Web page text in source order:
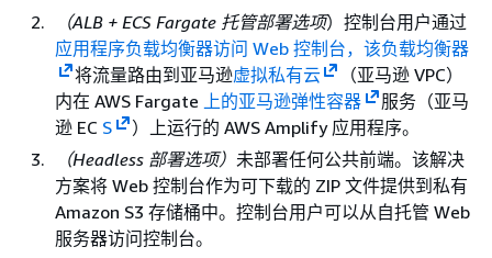
（ALB + ECS Fargate 托管部署选项）控制台用户通过
应用程序负载均衡器访问 Web 控制台，该负载均衡器
将流量路由到亚马逊虚拟私有云
（亚马逊 VPC）
内在 AWS Fargate 上的亚马逊弹性容器
服务（亚马
逊 EC S
）上运行的 AWS Amplify 应用程序。
（Headless 部署选项） 未部署任何公共前端。该解决
方案将 Web 控制台作为可下载的 ZIP 文件提供到私有
Amazon S3 存储桶中。控制台用户可以从自托管 Web
服务器访问控制台。